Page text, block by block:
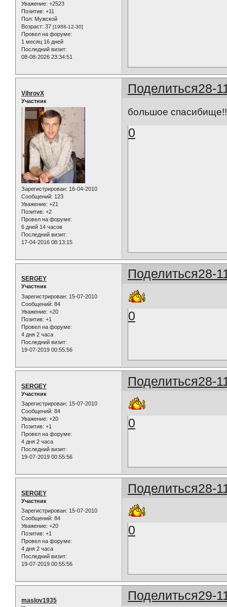
Уважение: +2523
Позитив: +11
Пол: Мужской
Возраст: 37 [1988-12-30]
Провел на форуме:
1 месяц 16 дней
Последний визит:
08-08-2026 23:34:51
Поделиться28-
VihrovX
Участник
Зарегистрирован: 16-04-2010
Сообщений: 123
Уважение: +21
Позитив: +2
Провел на форуме:
6 дней 14 часов
Последний визит:
17-04-2016 08:13:15
большое
0
Поделиться28-
SERGEY
Участник
Зарегистрирован: 15-07-2010
Сообщений: 84
Уважение: +20
Позитив: +1
Провел на форуме:
4 дня 2 часа
Последний визит:
19-07-2019 00:55:56
0
Поделиться28-
SERGEY
Участник
Зарегистрирован: 15-07-2010
Сообщений: 84
Уважение: +20
Позитив: +1
Провел на форуме:
4 дня 2 часа
Последний визит:
19-07-2019 00:55:56
0
Поделиться28-
SERGEY
Участник
Зарегистрирован: 15-07-2010
Сообщений: 84
Уважение: +20
Позитив: +1
Провел на форуме:
4 дня 2 часа
Последний визит:
19-07-2019 00:55:56
0
Поделиться29-
maslov1935